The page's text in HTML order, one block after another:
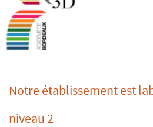
Notre établissement est
niveau 2